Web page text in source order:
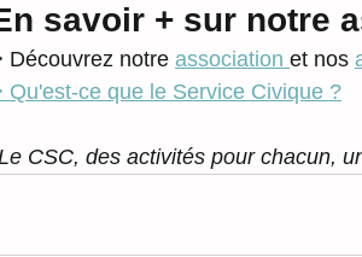
savoir + sur notre
Découvrez notre association et nos
Qu'est-ce que le Service Civique ?
CSC, des activités pour chacun,